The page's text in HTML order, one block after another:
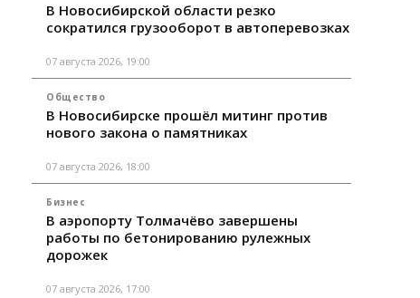
В Новосибирской области резко
сократился грузооборот в автоперевозках
07 августа 2026, 19:00
Общество
В Новосибирске прошёл митинг против
нового закона о памятниках
07 августа 2026, 18:00
Бизнес
В аэропорту Толмачёво завершены
работы по бетонированию рулежных
дорожек
07 августа 2026, 17:00